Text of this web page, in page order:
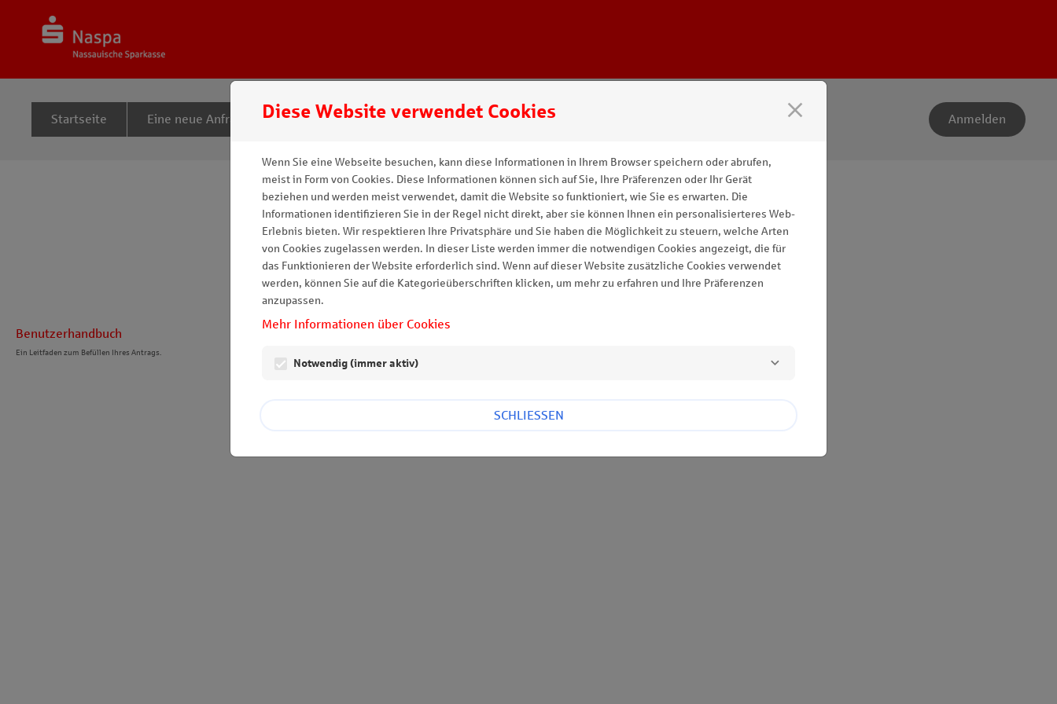
Startseite Eine neue Anfrage einreichen Meine Anfragen bearbeiten Anmelden
Benutzerhandbuch
Ein Leitfaden zum Befüllen Ihres Antrags.
Datenschutz
Datenschutz
Diese Website verwendet Cookies close
Wenn Sie eine Webseite besuchen, kann diese Informationen in Ihrem Browser speichern oder abrufen,
meist in Form von Cookies. Diese Informationen können sich auf Sie, Ihre Präferenzen oder Ihr Gerät
beziehen und werden meist verwendet, damit die Website so funktioniert, wie Sie es erwarten. Die
Informationen identifizieren Sie in der Regel nicht direkt, aber sie können Ihnen ein personalisierteres Web-
Erlebnis bieten. Wir respektieren Ihre Privatsphäre und Sie haben die Möglichkeit zu steuern, welche Arten
von Cookies zugelassen werden. In dieser Liste werden immer die notwendigen Cookies angezeigt, die für
das Funktionieren der Website erforderlich sind. Wenn auf dieser Website zusätzliche Cookies verwendet
werden, können Sie auf die Kategorieüberschriften klicken, um mehr zu erfahren und Ihre Präferenzen
anzupassen.
Mehr Informationen über Cookies
Notwendig (immer aktiv)
SCHLIESSEN